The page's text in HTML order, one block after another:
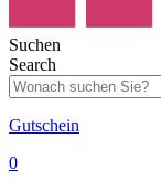
Suchen
Search
Gutschein
0